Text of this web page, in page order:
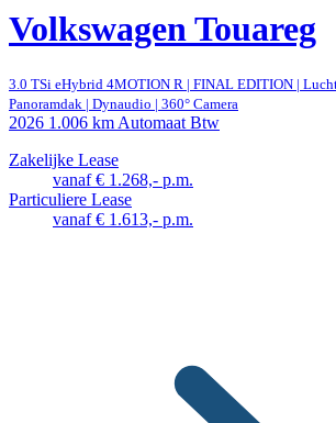
Volkswagen Touareg
3.0 TSi eHybrid 4MOTION R | FINAL EDITION |
Panoramdak | Dynaudio | 360° Camera
2026 1.006 km Automaat Btw
Zakelijke Lease
vanaf € 1.268,- p.m.
Particuliere Lease
vanaf € 1.613,- p.m.